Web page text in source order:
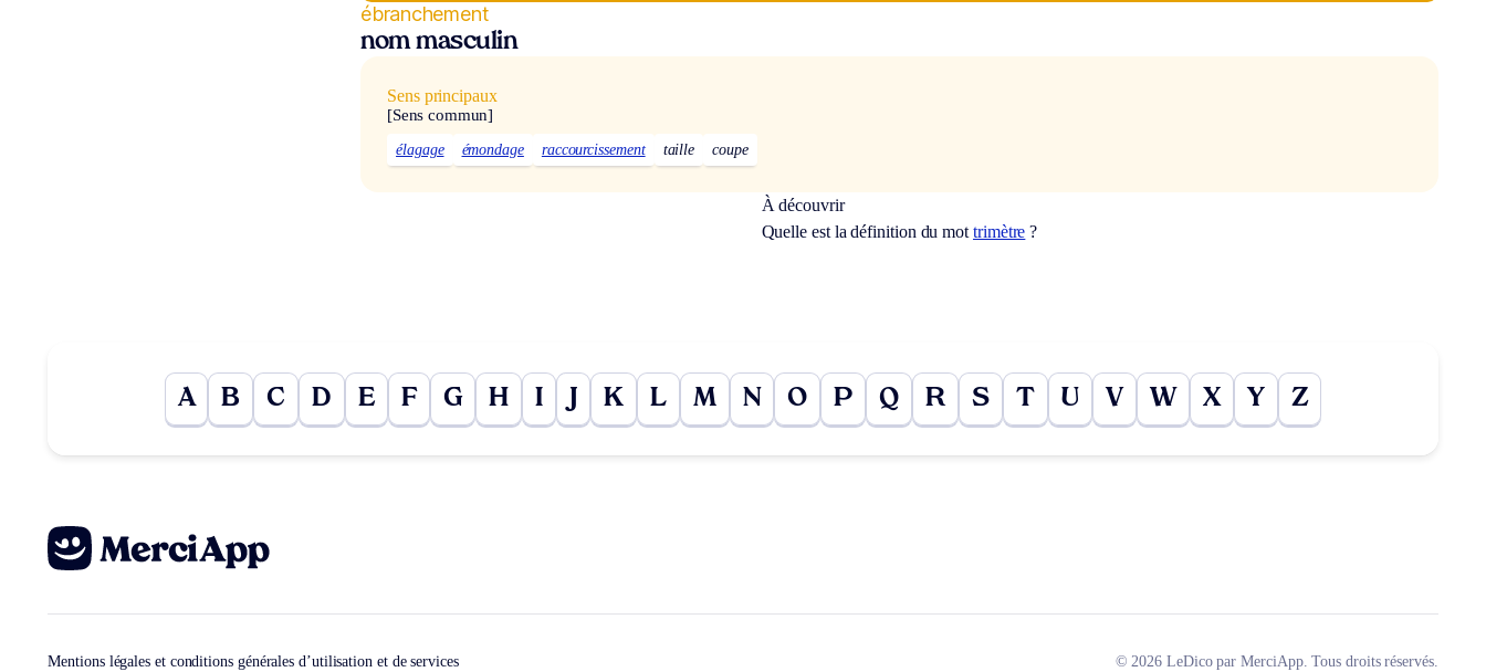
ébranchement
nom masculin
Sens principaux
[Sens commun]
élagage émondage raccourcissement taille coupe
À découvrir
Quelle est la définition du mot trimètre ?
A B C D E F G H I J K L M N O P Q R S T U V W X Y Z
Mentions légales et conditions générales d’utilisation et de services © 2026 LeDico par MerciApp. Tous droits réservés.